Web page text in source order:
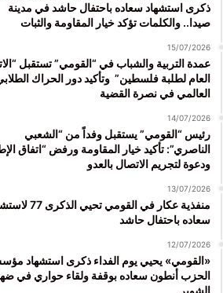
ذكرى استشهاد سعاده باحتفال حاشد في مدينة
صيدا.. والكلمات تؤكد خيار المقاومة والثبات
15/07/2026
عمدة التربية والشباب في “القومي” تستقبل
العام لطلبة فلسطين” وتأكيد دور الحراك
العالمي في نصرة القضية
14/07/2026
رئيس “القومي” يستقبل وفداً من “الشعبي
الناصري”: تأكيد خيار المقاومة ورفض “اتفاق
ودعوة لتجريم الاتصال بالعدو
13/07/2026
منفذية عكار في القومي تحيي
سعاده باحتفال حاشد
12/07/2026
«القومي» يحيي يوم الفداء ذكرى استشهاد
الحزب أنطون سعاده بوقفة ولقاء حواري في
الشوير